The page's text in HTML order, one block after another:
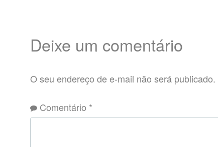
Deixe um comentário
O seu endereço de e-mail não será publicado.
Comentário *